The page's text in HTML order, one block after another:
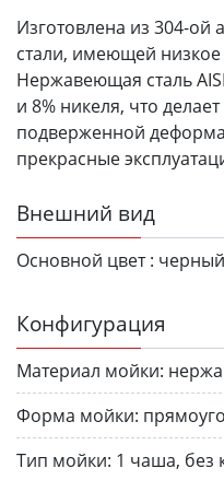
Изготовлена из 304-
стали, имеющей
Нержавеющая сталь
и 8% никеля, что
подверженной
прекрасные
Внешний вид
Основной цвет :
Конфигурация
Материал мойки:
Форма мойки:
Тип мойки: 1 чаша, без